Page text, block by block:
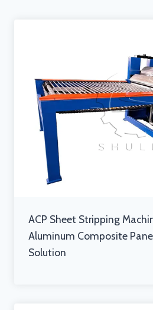
ACP Sheet Stripping
Aluminum Composite
Solution